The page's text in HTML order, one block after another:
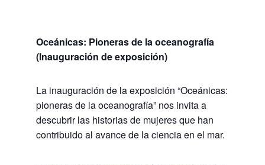
Oceánicas: Pioneras de la oceanografía
(Inauguración de exposición)
La inauguración de la exposición “Oceánicas:
pioneras de la oceanografía” nos invita a
descubrir las historias de mujeres que han
contribuido al avance de la ciencia en el mar.